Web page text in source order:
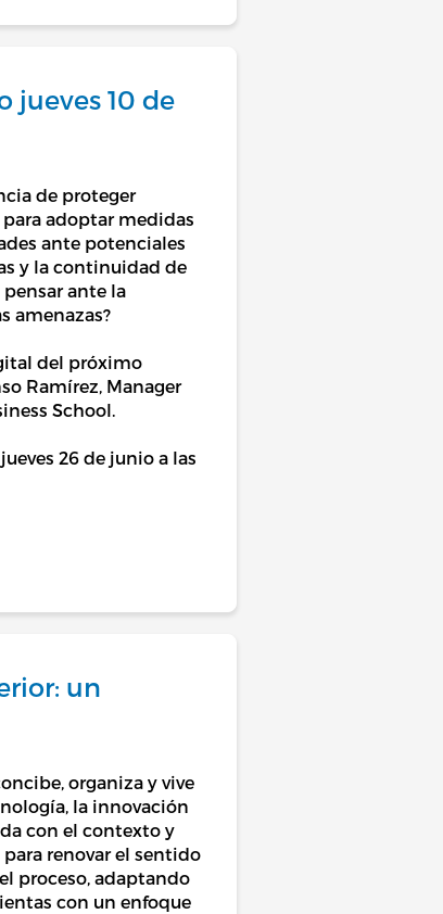
jueves 10 de
de proteger
adoptar medidas
ante potenciales
y la continuidad de
ante la
amenazas?
del próximo
Ramírez, Manager
School.
26 de junio a las
un
organiza y vive
la innovación
con el contexto y
renovar el sentido
proceso, adaptando
con un enfoque